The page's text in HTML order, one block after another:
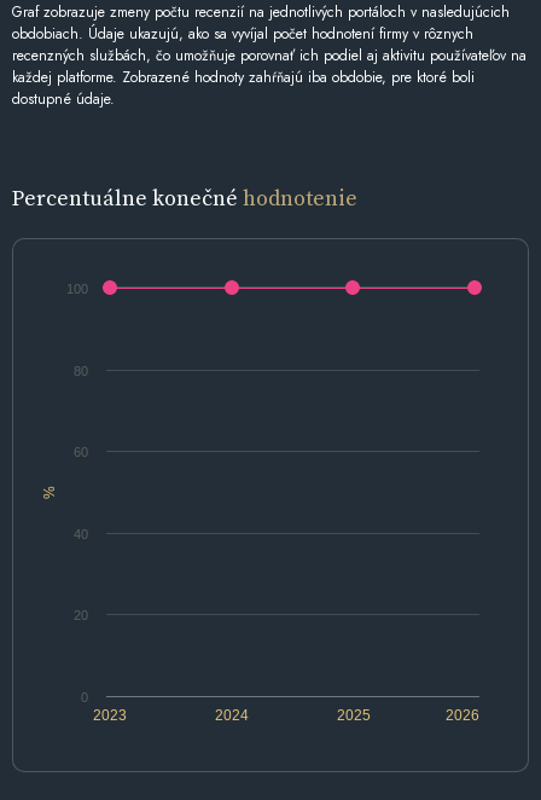
Graf zobrazuje zmeny počtu recenzií na jednotlivých portáloch v nasledujúcich
obdobiach. Údaje ukazujú, ako sa vyvíjal počet hodnotení firmy v rôznych
recenzných službách, čo umožňuje porovnať ich podiel aj aktivitu používateľov na
každej platforme. Zobrazené hodnoty zahŕňajú iba obdobie, pre ktoré boli
dostupné údaje.
Percentuálne konečné hodnotenie
%
2024 2026
2023 2025
0
20
40
60
80
100